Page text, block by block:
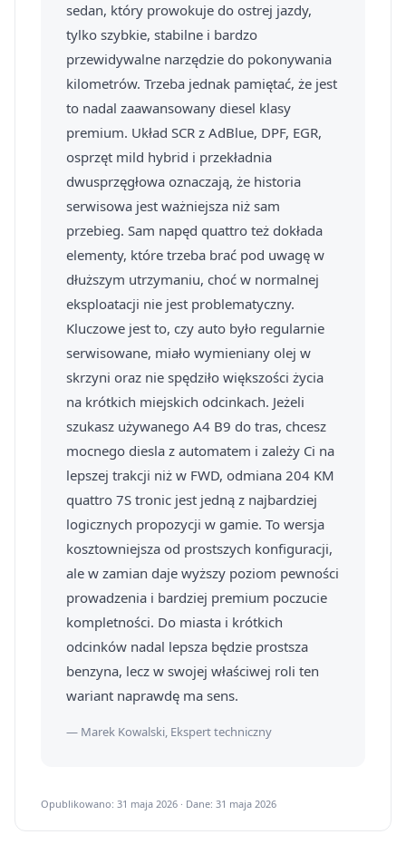
sedan, który prowokuje do ostrej jazdy,
tylko szybkie, stabilne i bardzo
przewidywalne narzędzie do pokonywania
kilometrów. Trzeba jednak pamiętać, że jest
to nadal zaawansowany diesel klasy
premium. Układ SCR z AdBlue, DPF, EGR,
osprzęt mild hybrid i przekładnia
dwusprzęgłowa oznaczają, że historia
serwisowa jest ważniejsza niż sam
przebieg. Sam napęd quattro też dokłada
elementy, które trzeba brać pod uwagę w
dłuższym utrzymaniu, choć w normalnej
eksploatacji nie jest problematyczny.
Kluczowe jest to, czy auto było regularnie
serwisowane, miało wymieniany olej w
skrzyni oraz nie spędziło większości życia
na krótkich miejskich odcinkach. Jeżeli
szukasz używanego A4 B9 do tras, chcesz
mocnego diesla z automatem i zależy Ci na
lepszej trakcji niż w FWD, odmiana 204 KM
quattro 7S tronic jest jedną z najbardziej
logicznych propozycji w gamie. To wersja
kosztowniejsza od prostszych konfiguracji,
ale w zamian daje wyższy poziom pewności
prowadzenia i bardziej premium poczucie
kompletności. Do miasta i krótkich
odcinków nadal lepsza będzie prostsza
benzyna, lecz w swojej właściwej roli ten
wariant naprawdę ma sens.
— Marek Kowalski, Ekspert techniczny
Opublikowano: 31 maja 2026 · Dane: 31 maja 2026